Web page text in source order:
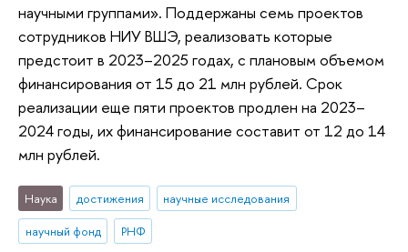
научными группами». Поддержаны семь проектов
сотрудников НИУ ВШЭ, реализовать которые
предстоит в 2023–2025 годах, с плановым объемом
финансирования от 15 до 21 млн рублей. Срок
реализации еще пяти проектов продлен на 2023–
2024 годы, их финансирование составит от 12 до 14
млн рублей.
Наука достижения
научные исследования
научный фонд
РНФ